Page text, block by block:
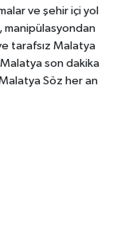
ve şehir içi yol
manipülasyondan
tarafsız Malatya
son dakika
Söz her an